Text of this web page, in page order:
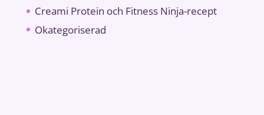
Creami Protein och Fitness Ninja-recept
Okategoriserad